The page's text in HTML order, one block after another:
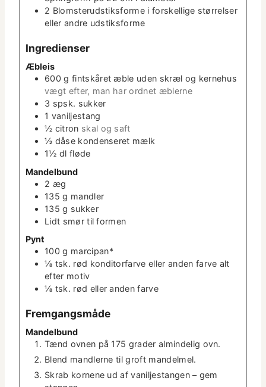
2 Blom­sterud­stiks­forme i forskel­lige stør­relser
eller andre udstiksforme
Ingre­di­enser
Æbleis
600 g fintskåret æble uden skræl og kerne­hus
vægt efter, man har ord­net æblerne
3 spsk. sukker
1 vanil­jes­tang
½ cit­ron skal og saft
½ dåse kon­denseret mælk
1½ dl fløde
Man­del­bund
2 æg
135 g man­dler
135 g sukker
Lidt smør til formen
Pynt
100 g mar­ci­pan*
⅛ tsk. rød kon­di­tor­farve eller anden farve alt
efter motiv
⅛ tsk. rød eller anden farve
Frem­gangsmåde
Man­del­bund
Tænd ovnen på 175 grad­er almin­delig ovn.
Blend man­dlerne til groft mandelmel.
Skrab kornene ud af vanil­jes­tangen – gem